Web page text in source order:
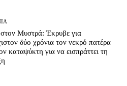
Μυστρά: Έκρυβε για
δύο χρόνια τον νεκρό πατέρα
καταψύκτη για να εισπράττει τη